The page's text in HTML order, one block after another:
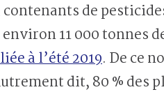
de
11 000 tonnes
à l’été 2019. De ce
dit, 80 % des